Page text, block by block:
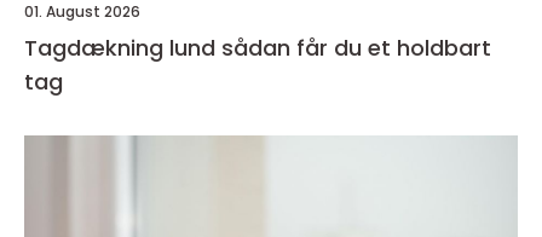
01. August 2026
Tagdækning lund sådan får du et holdbart
tag